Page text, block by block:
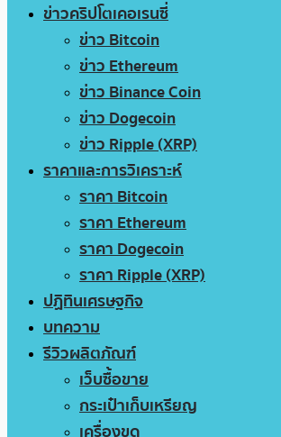
ข่าวคริปโตเคอเรนซี่
ข่าว Bitcoin
ข่าว Ethereum
ข่าว Binance Coin
ข่าว Dogecoin
ข่าว Ripple (XRP)
ราคาและการวิเคราะห์
ราคา Bitcoin
ราคา Ethereum
ราคา Dogecoin
ราคา Ripple (XRP)
ปฏิทินเศรษฐกิจ
บทความ
รีวิวผลิตภัณฑ์
เว็บซื้อขาย
กระเป๋าเก็บเหรียญ